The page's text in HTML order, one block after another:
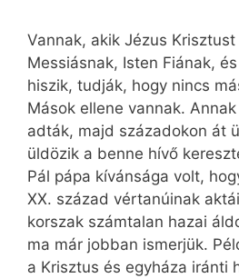
Vannak, akik Jézus
Messiásnak, Isten Fiának,
hiszik, tudják, hogy nincs
Mások ellene vannak.
adták, majd századokon át
üldözik a benne hívő
Pál pápa kívánsága volt,
XX. század vértanúinak
korszak számtalan hazai
ma már jobban ismerjük.
a Krisztus és egyháza iránti